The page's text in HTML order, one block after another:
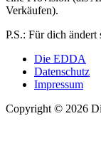
Verkäufen).
P.S.: Für dich
Die EDDA
Datenschutz
Impressum
Copyright © 2026